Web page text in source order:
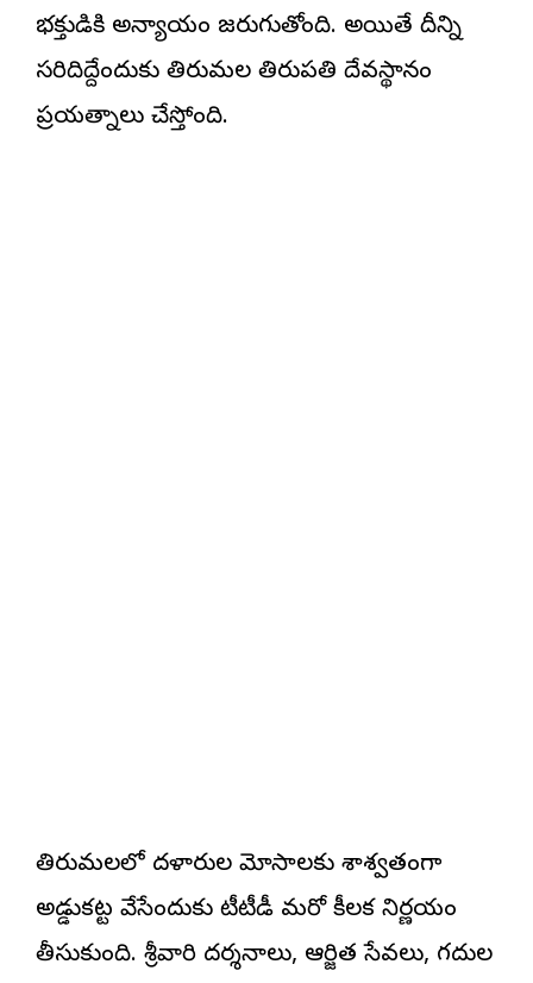
భక్తుడికి అన్యాయం జరుగుతోంది. అయితే దీన్ని
సరిదిద్దేందుకు తిరుమల తిరుపతి దేవస్థానం
ప్రయత్నాలు చేస్తోంది.
తిరుమలలో దళారుల మోసాలకు శాశ్వతంగా
అడ్డుకట్ట వేసేందుకు టీటీడీ మరో కీలక నిర్ణయం
తీసుకుంది. శ్రీవారి దర్శనాలు, ఆర్జిత సేవలు, గదుల